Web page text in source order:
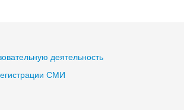
деятельность
СМИ